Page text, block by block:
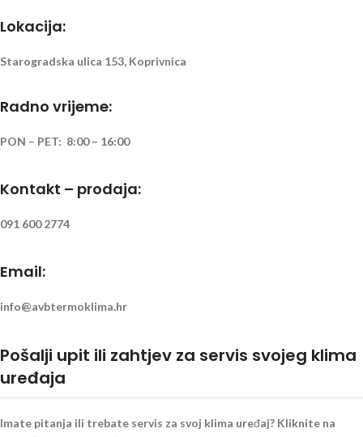
Lokacija:
Starogradska ulica 153, Koprivnica
Radno vrijeme:
PON – PET: 8:00 – 16:00
Kontakt – prodaja:
091 600 2774
Email:
info@avbtermoklima.hr
Pošalji upit ili zahtjev za servis svojeg klima
uređaja
Imate pitanja ili trebate servis za svoj klima uređaj? Kliknite na